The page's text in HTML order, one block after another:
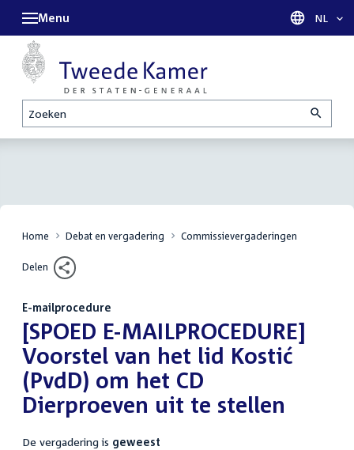
Zoeken
Menu Taal
NL
Home Debat en vergadering Commissievergaderingen
Delen
E-mailprocedure
:[SPOED E-MAILPROCEDURE]
Voorstel van het lid Kostić
(PvdD) om het CD
Dierproeven uit te stellen
De vergadering is geweest